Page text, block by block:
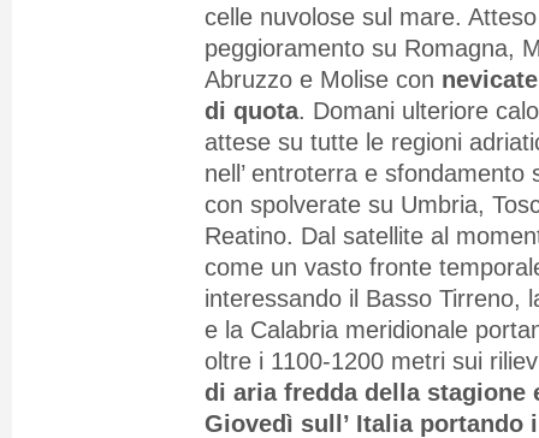
celle nuvolose sul mare.
peggioramento su Romagna,
Abruzzo e Molise con
di quota. Domani ulteriore
attese su tutte le regioni
nell’ entroterra e sfondamento
con spolverate su Umbria,
Reatino. Dal satellite al
come un vasto fronte
interessando il Basso Tirreno,
e la Calabria meridionale
oltre i 1100-1200 metri sui
di aria fredda della stagione
Giovedì sull’ Italia portando